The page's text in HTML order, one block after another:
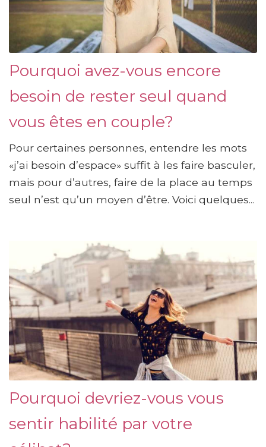
Pourquoi avez-vous encore
besoin de rester seul quand
vous êtes en couple?
Pour certaines personnes, entendre les mots
«j’ai besoin d’espace» suffit à les faire basculer,
mais pour d’autres, faire de la place au temps
seul n’est qu’un moyen d’être. Voici quelques...
Pourquoi devriez-vous vous
sentir habilité par votre